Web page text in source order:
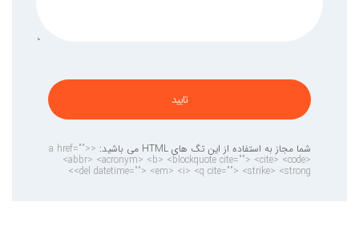
تایید
شما مجاز به استفاده از این تگ های HTML می باشید: <a href="">
<abbr> <acronym> <b> <blockquote cite=""> <cite> <code>
<del datetime=""> <em> <i> <q cite=""> <strike> <strong>